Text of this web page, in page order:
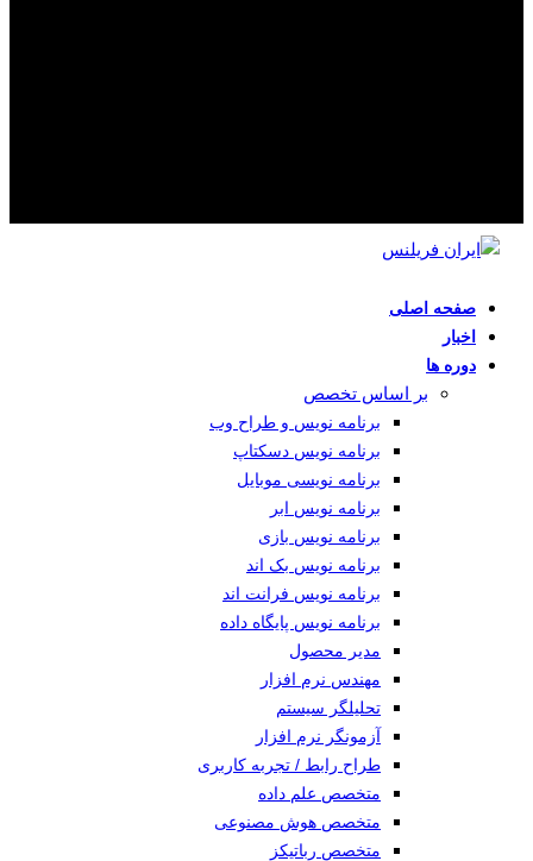
صفحه اصلی
اخبار
دوره ها
بر اساس تخصص
برنامه نویس و طراح وب
برنامه نویس دسکتاپ
برنامه نویسی موبایل
برنامه نویس ابر
برنامه نویس بازی
برنامه نویس بک اند
برنامه نویس فرانت اند
برنامه نویس پایگاه داده
مدیر محصول
مهندس نرم افزار
تحلیلگر سیستم
آزمونگر نرم افزار
طراح رابط / تجربه کاربری
متخصص علم داده
متخصص هوش مصنوعی
متخصص رباتیکز